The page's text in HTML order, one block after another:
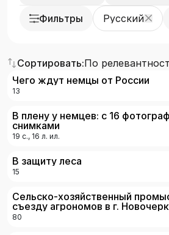
Фильтры Русский
Сортировать:По
Чего ждут немцы от России
13
В плену у немцев: с 16
снимками
19 с., 16 л. ил.
В защиту леса
15
Сельско-хозяйственный
съезду агрономов в г.
80